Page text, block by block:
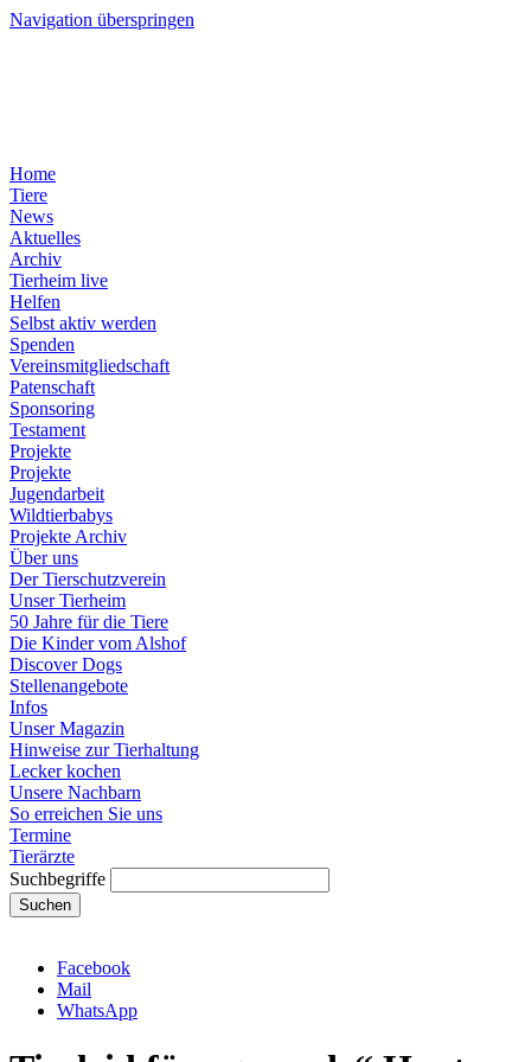
Navigation überspringen
Home
Tiere
News
Aktuelles
Archiv
Tierheim live
Helfen
Selbst aktiv werden
Spenden
Vereinsmitgliedschaft
Patenschaft
Sponsoring
Testament
Projekte
Projekte
Jugendarbeit
Wildtierbabys
Projekte Archiv
Über uns
Der Tierschutzverein
Unser Tierheim
50 Jahre für die Tiere
Die Kinder vom Alshof
Discover Dogs
Stellenangebote
Infos
Unser Magazin
Hinweise zur Tierhaltung
Lecker kochen
Unsere Nachbarn
So erreichen Sie uns
Termine
Tierärzte
Suchbegriffe
Suchen
Facebook
Mail
WhatsApp